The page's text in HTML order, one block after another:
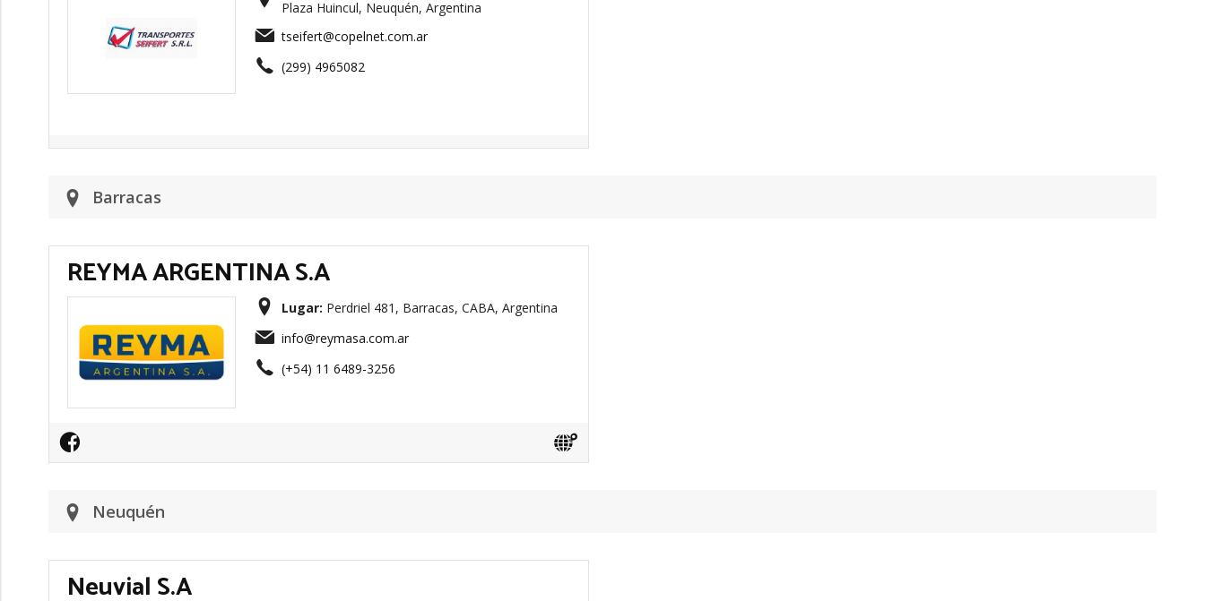
Plaza Huincul, Neuquén, Argentina
tseifert@copelnet.com.ar
(299) 4965082
Barracas
REYMA ARGENTINA S.A
Lugar: Perdriel 481, Barracas, CABA, Argentina
info@reymasa.com.ar
(+54) 11 6489-3256
Neuquén
Neuvial S.A